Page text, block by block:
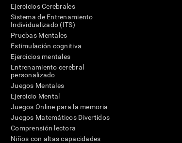
Ejercicios Cerebrales
Sistema de Entrenamiento
Individualizado (ITS)
Pruebas Mentales
Estimulación cognitiva
Ejercicios mentales
Entrenamiento cerebral
personalizado
Juegos Mentales
Ejercicio Mental
Juegos Online para la memoria
Juegos Matemáticos Divertidos
Comprensión lectora
Niños con altas capacidades